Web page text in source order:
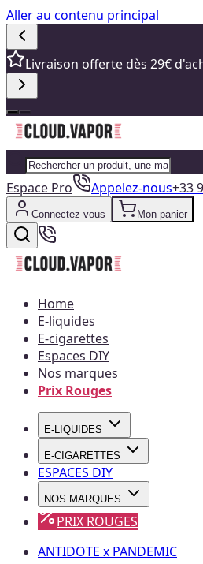
Aller au contenu principal
Livraison offerte dès 29€
Espace Pro Appelez-nous+33
Connectez-vous Mon panier
Home
E-liquides
E-cigarettes
Espaces DIY
Nos marques
Prix Rouges
E-LIQUIDES
E-CIGARETTES
ESPACES DIY
NOS MARQUES
PRIX ROUGES
ANTIDOTE x PANDEMIC